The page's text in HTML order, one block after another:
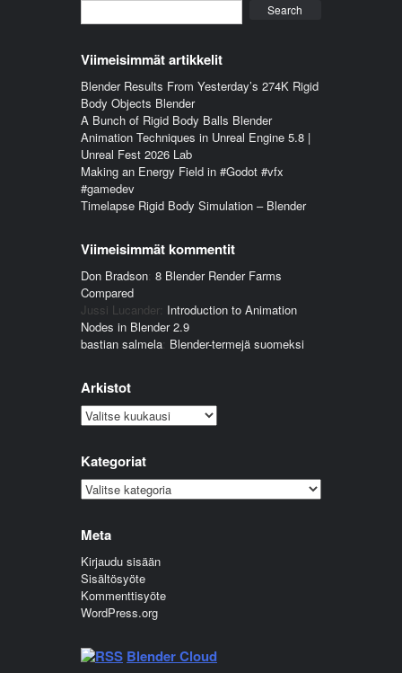
Viimeisimmät artikkelit
Blender Results From Yesterday’s 274K Rigid
Body Objects Blender
A Bunch of Rigid Body Balls Blender
Animation Techniques in Unreal Engine 5.8 |
Unreal Fest 2026 Lab
Making an Energy Field in #Godot #vfx
#gamedev
Timelapse Rigid Body Simulation – Blender
Viimeisimmät kommentit
Don Bradson: 8 Blender Render Farms
Compared
Jussi Lucander: Introduction to Animation
Nodes in Blender 2.9
bastian salmela: Blender-termejä suomeksi
Arkistot
Arkistot
Kategoriat
Kategoriat
Meta
Kirjaudu sisään
Sisältösyöte
Kommenttisyöte
WordPress.org
Blender Cloud